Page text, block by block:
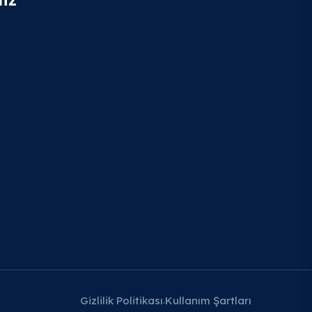
Gizlilik Politikası Kullanım Şartları